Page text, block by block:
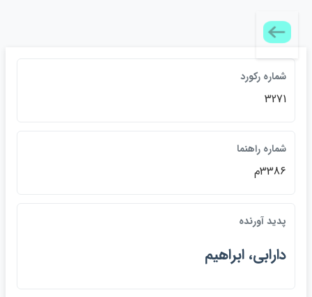
شماره رکورد
3271
شماره راهنما
3386م
پديد آورنده
دارابي، ابراهيم